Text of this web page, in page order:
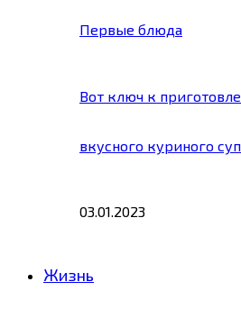
Первые блюда
Вот ключ к
вкусного куриного
03.01.2023
Жизнь